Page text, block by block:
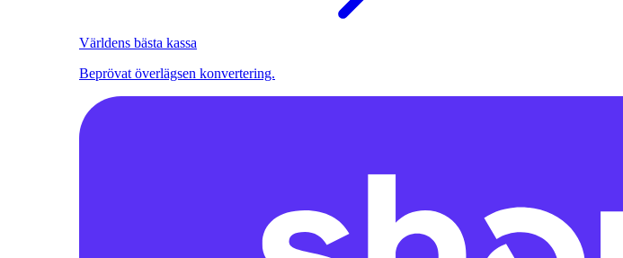
Världens bästa kassa
Beprövat överlägsen konvertering.